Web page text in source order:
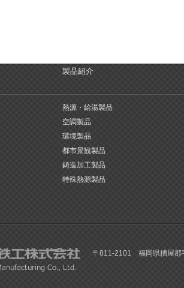
製品紹介
熱源・給湯製品
空調製品
環境製品
都市景観製品
鋳造加工製品
特殊熱源製品
〒811-2101 福岡県糟屋郡